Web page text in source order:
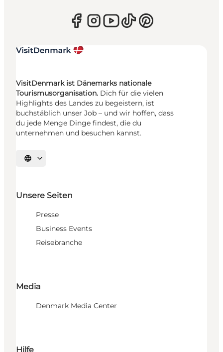
VisitDenmark ist Dänemarks nationale
Tourismusorganisation. Dich für die vielen
Highlights des Landes zu begeistern, ist
buchstäblich unser Job – und wir hoffen, dass
du jede Menge Dinge findest, die du
unternehmen und besuchen kannst.
Sprache auswählen
Unsere Seiten
Presse
Business Events
Reisebranche
Media
Denmark Media Center
Hilfe